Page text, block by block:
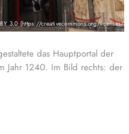
3.0 (https://creativecommons.org/licenses/
das Hauptportal der
Jahr 1240. Im Bild rechts: der